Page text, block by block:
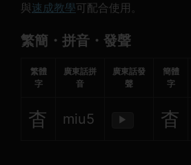
與速成教學可配合使用。
繁簡・拼音・發聲
繁體
字
廣東話拼
音
廣東話發
聲
簡體
字
杳 miu5 ▶ 杳